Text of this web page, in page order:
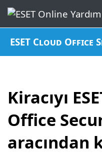
ESET Cloud Office
Kiracıyı
Office
aracından